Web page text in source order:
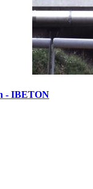
- IBETON